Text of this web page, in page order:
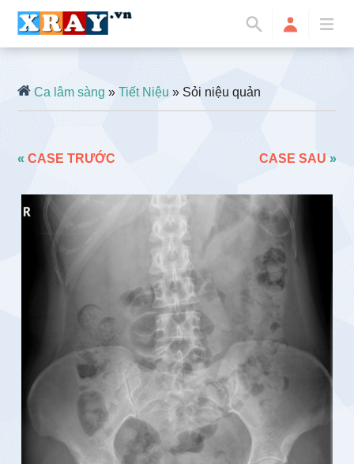
Ca lâm sàng »Tiết Niệu » Sỏi niệu quản
«CASE TRƯỚC CASE SAU »